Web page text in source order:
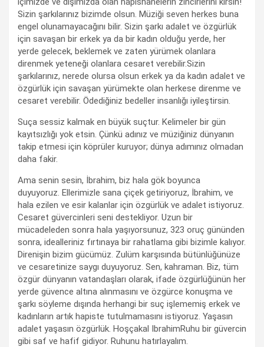
Sizin şarkılarınız bizimde olsun. Müziği seven herkes buna
engel olunamayacağını bilir. Sizin şarkı adalet ve özgürlük
için savaşan bir erkek ya da bir kadın olduğu yerde, her
yerde gelecek, beklemek ve zaten yürümek olanlara
direnmek yeteneği olanlara cesaret verebilir.Sizin
şarkılarınız, nerede olursa olsun erkek ya da kadın adalet ve
özgürlük için savaşan yürümekte olan herkese direnme ve
cesaret verebilir. Ödediğiniz bedeller insanlığı iyileştirsin.
Suça sessiz kalmak en büyük suçtur. Kelimeler bir gün
kayıtsızlığı yok etsin. Çünkü adınız ve müziğiniz dünyanın
takip etmesi için köprüler kuruyor; dünya adımınız olmadan
daha fakir.
Ama senin sesin, İbrahim, biz hala gök boyunca
duyuyoruz. Ellerimizle sana çiçek getiriyoruz, İbrahim, ve
hala ezilen ve esir kalanlar için özgürlük ve adalet istiyoruz.
Cesaret güvercinleri seni destekliyor. Uzun bir
mücadeleden sonra hala yaşıyorsunuz, 323 oruç gününden
sonra, idealleriniz fırtınaya bir rahatlama gibi bizimle kalıyor.
Direnişin bizim gücümüz. Zulüm karşısında bütünlüğünüze
ve cesaretinize saygı duyuyoruz. Sen, kahraman. Biz, tüm
özgür dünyanın vatandaşları olarak, ifade özgürlüğünün her
yerde güvence altına alınmasını ve özgürce konuşma ve
şarkı söyleme dışında herhangi bir suç işlememiş erkek ve
kadınların artık hapiste tutulmamasını istiyoruz. Yaşasın
adalet yaşasın özgürlük. Hoşçakal IbrahimRuhu bir güvercin
gibi saf ve hafif gidiyor. Ruhunu hatırlayalım.